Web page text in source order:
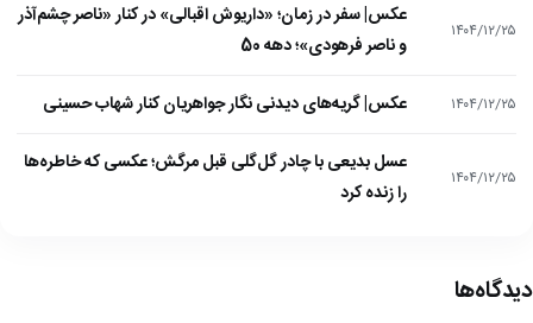
۱۴۰۴/۱۲/۲۵
عکس| سفر در زمان؛ «داریوش اقبالی» در کنار «ناصر چشم‌آذر
و ناصر فرهودی»؛ دهه 50
۱۴۰۴/۱۲/۲۵ عکس| گریه‌های دیدنی نگار جواهریان کنار شهاب حسینی
۱۴۰۴/۱۲/۲۵
عسل بدیعی با چادر گل‌گلی قبل مرگش؛ عکسی که خاطره‌ها
را زنده کرد
دیدگاه‌ها